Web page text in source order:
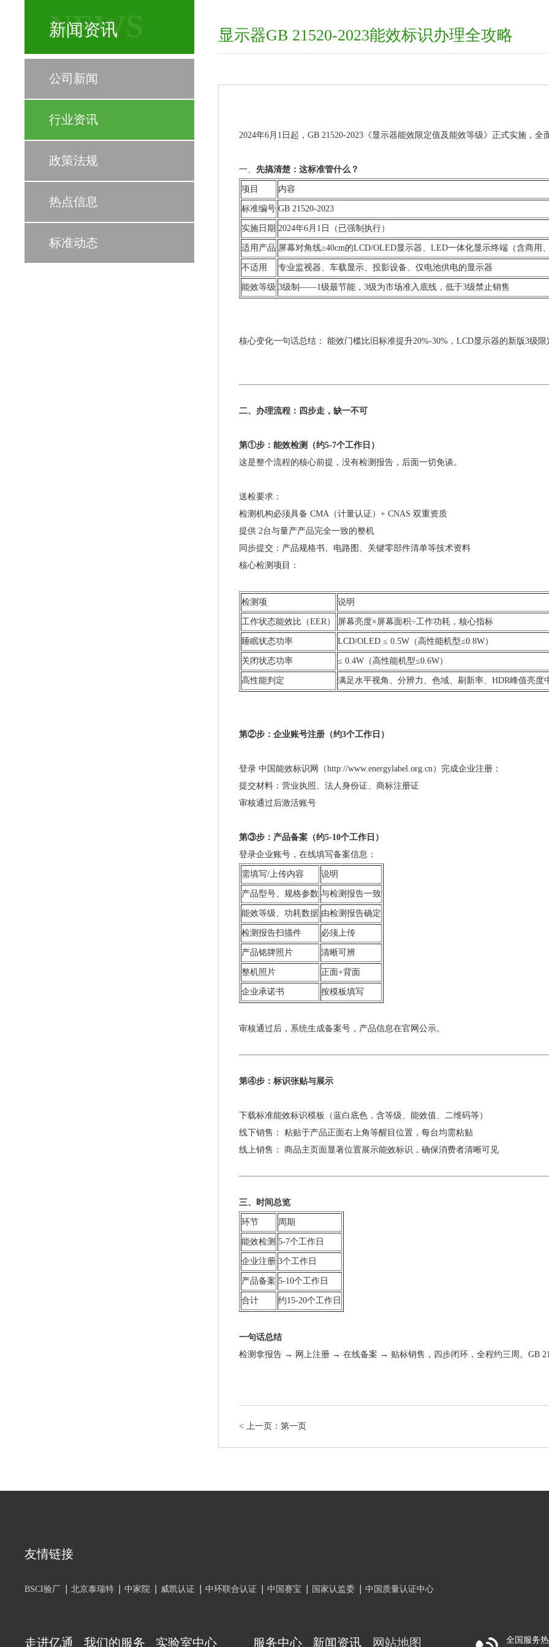
NEWS
新闻资讯
公司新闻
行业资讯
政策法规
热点信息
标准动态
​显示器GB 21520-2023能效标识办理全攻略
2024年6月1日起，GB 21520-2023《显示器能效限定值及能效等级》正式实施，全
一、先搞清楚：这标准管什么？
项目 内容
标准编号 GB 21520-2023
实施日期 2024年6月1日（已强制执行）
适用产品 屏幕对角线≥40cm的LCD/OLED显示器、LED一体化显示终端（含商用
不适用 专业监视器、车载显示、投影设备、仅电池供电的显示器
能效等级 3级制——1级最节能，3级为市场准入底线，低于3级禁止销售
核心变化一句话总结： 能效门槛比旧标准提升20%-30%，LCD显示器的新版3级
二、办理流程：四步走，缺一不可
第①步：能效检测（约5-7个工作日）
这是整个流程的核心前提，没有检测报告，后面一切免谈。
送检要求：
检测机构必须具备 CMA（计量认证）+ CNAS 双重资质
提供 2台与量产产品完全一致的整机
同步提交：产品规格书、电路图、关键零部件清单等技术资料
核心检测项目：
检测项 说明
工作状态能效比（EER） 屏幕亮度×屏幕面积÷工作功耗，核心指标
睡眠状态功率 LCD/OLED ≤ 0.5W（高性能机型≤0.8W）
关闭状态功率 ≤ 0.4W（高性能机型≤0.6W）
高性能判定 满足水平视角、分辨力、色域、刷新率、HDR峰值亮度
第②步：企业账号注册（约3个工作日）
登录 中国能效标识网（http://www.energylabel.org.cn）完成企业注册：
提交材料：营业执照、法人身份证、商标注册证
审核通过后激活账号
第③步：产品备案（约5-10个工作日）
登录企业账号，在线填写备案信息：
需填写/上传内容 说明
产品型号、规格参数 与检测报告一致
能效等级、功耗数据 由检测报告确定
检测报告扫描件 必须上传
产品铭牌照片 清晰可辨
整机照片 正面+背面
企业承诺书 按模板填写
审核通过后，系统生成备案号，产品信息在官网公示。
第④步：标识张贴与展示
下载标准能效标识模板（蓝白底色，含等级、能效值、二维码等）
线下销售： 粘贴于产品正面右上角等醒目位置，每台均需粘贴
线上销售： 商品主页面显著位置展示能效标识，确保消费者清晰可见
三、时间总览
环节 周期
能效检测 5-7个工作日
企业注册 3个工作日
产品备案 5-10个工作日
合计 约15-20个工作日
一句话总结
检测拿报告 → 网上注册 → 在线备案 → 贴标销售，四步闭环，全程约三周。GB
<上一页：第一页
友情链接
BSCI验厂 北京泰瑞特 中家院 威凯认证 中环联合认证 中国赛宝 国家认监委 中国质量认证中心
走进亿通 我们的服务 实验室中心 服务中心 新闻资讯 网站地图 全国服务热